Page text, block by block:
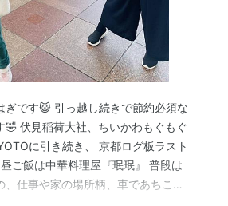
ぎです😺 引っ越し続きで節約必須な
🤣 伏見稲荷大社、ちいかわもぐもぐ
に引き続き、 京都ログ板ラスト
ご飯は中華料理屋『珉珉』 普段は
、仕事や家の場所柄、車であちこち